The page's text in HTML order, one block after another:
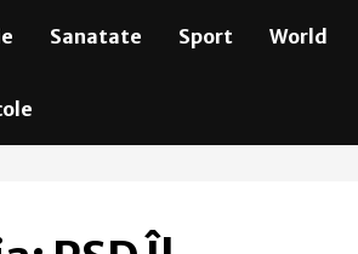
Sanatate Sport World